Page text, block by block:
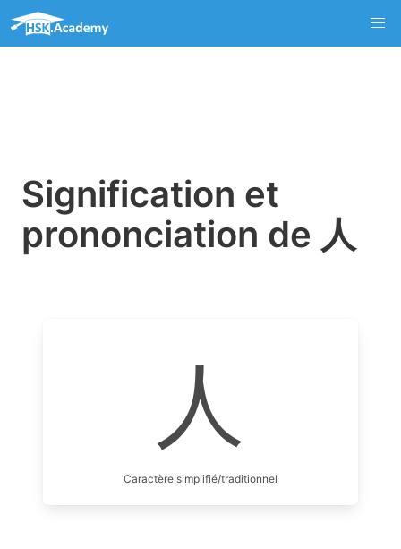
Signification et
prononciation de 人
人
Caractère simplifié/traditionnel